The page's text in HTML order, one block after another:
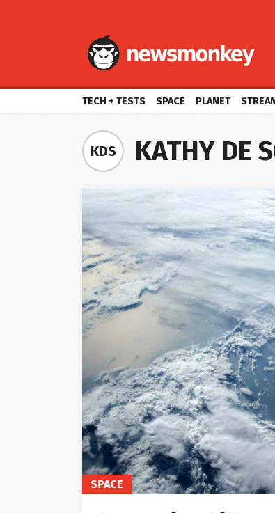
TECH + TESTS SPACE PLANET
KDS KATHY DE
SPACE